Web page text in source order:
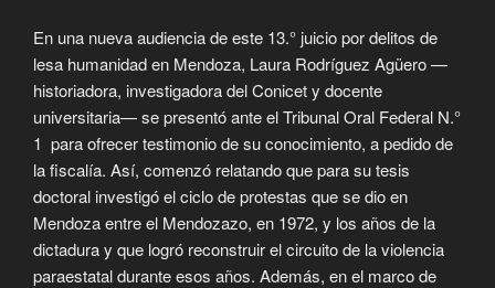
En una nueva audiencia de este 13.° juicio por delitos de
lesa humanidad en Mendoza, Laura Rodríguez Agüero —
historiadora, investigadora del Conicet y docente
universitaria— se presentó ante el Tribunal Oral Federal N.°
1 para ofrecer testimonio de su conocimiento, a pedido de
la fiscalía. Así, comenzó relatando que para su tesis
doctoral investigó el ciclo de protestas que se dio en
Mendoza entre el Mendozazo, en 1972, y los años de la
dictadura y que logró reconstruir el circuito de la violencia
paraestatal durante esos años. Además, en el marco de